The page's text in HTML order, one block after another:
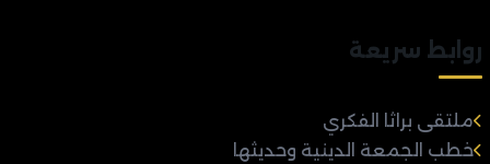
روابط سريعة
ملتقى براثا الفكري
خطب الجمعة الدينية وحديثها